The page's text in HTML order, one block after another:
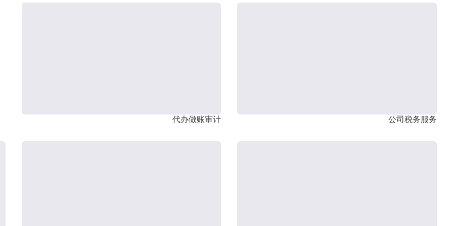
代办做账审计 公司税务服务